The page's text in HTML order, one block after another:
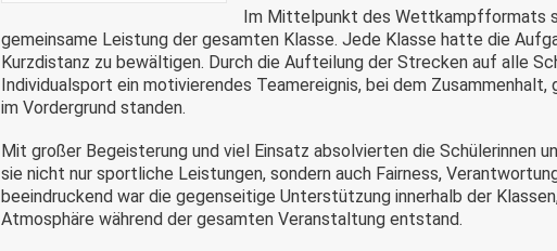
Im Mittelpunkt des Wettkampfformats
gemeinsame Leistung der gesamten Klasse. Jede Klasse hatte die
Kurzdistanz zu bewältigen. Durch die Aufteilung der Strecken auf alle
Individualsport ein motivierendes Teamereignis, bei dem
im Vordergrund standen.
Mit großer Begeisterung und viel Einsatz absolvierten die Schülerinnen
sie nicht nur sportliche Leistungen, sondern auch Fairness,
beeindruckend war die gegenseitige Unterstützung innerhalb der
Atmosphäre während der gesamten Veranstaltung entstand.